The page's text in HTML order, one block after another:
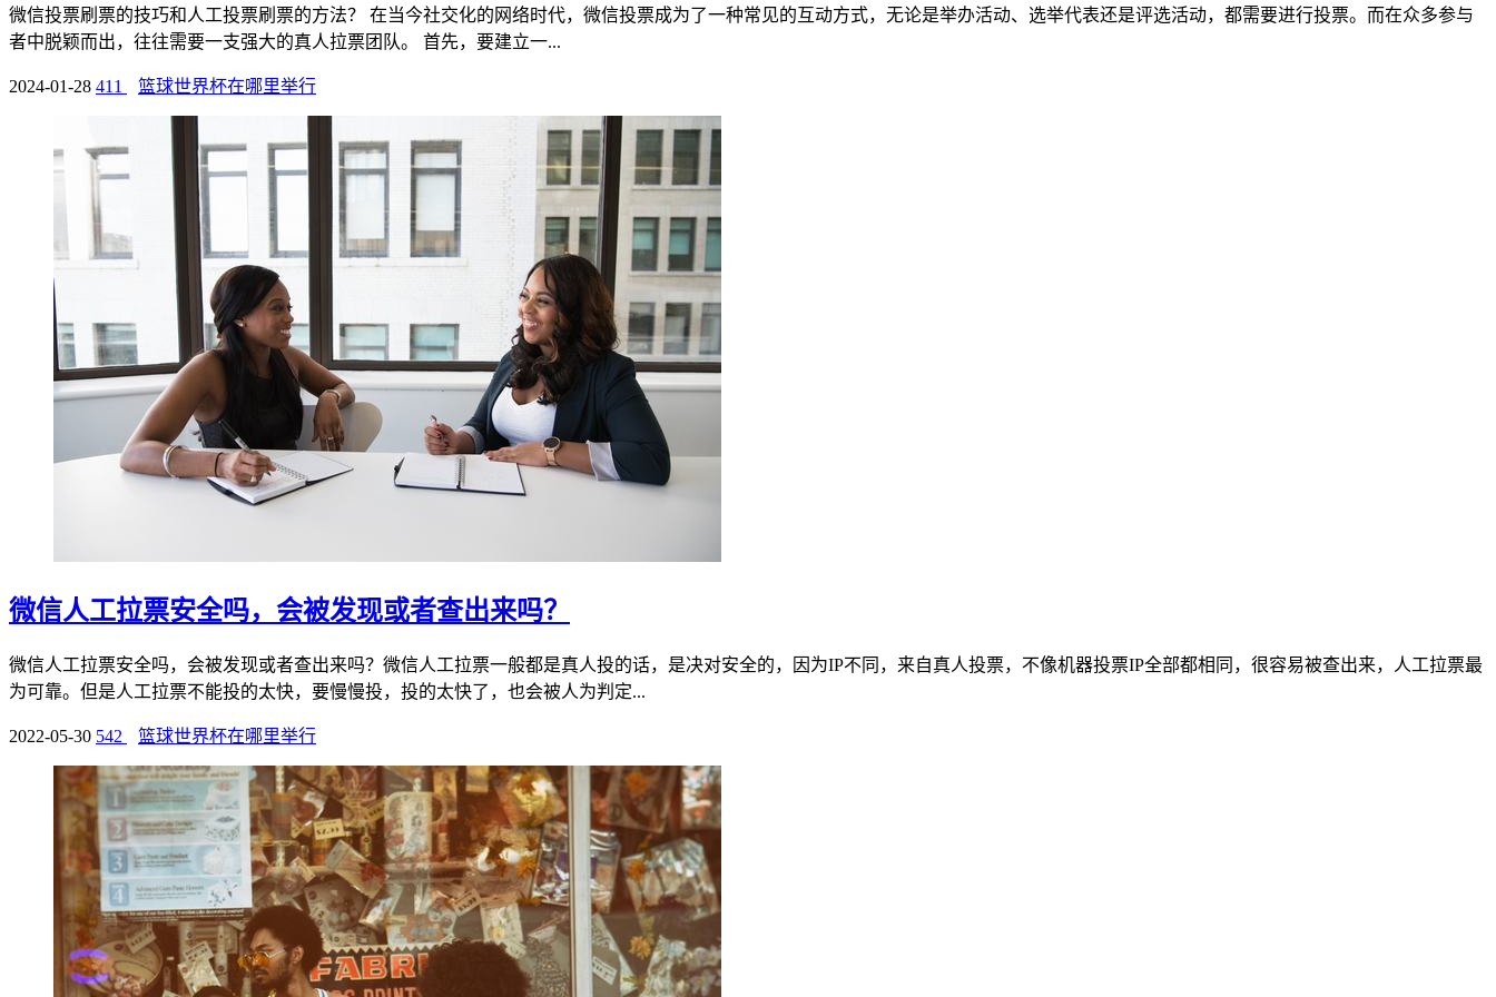
微信投票刷票的技巧和人工投票刷票的方法？ 在当今社交化的网络时代，微信投票成为了一种常见的互动方式，无论是举办活动、选举代表还是评选活动，都需要进行投票。而在众多参与
者中脱颖而出，往往需要一支强大的真人拉票团队。 首先，要建立一...
2024-01-28 411 篮球世界杯在哪里举行
微信人工拉票安全吗，会被发现或者查出来吗？
微信人工拉票安全吗，会被发现或者查出来吗？微信人工拉票一般都是真人投的话，是决对安全的，因为IP不同，来自真人投票，不像机器投票IP全部都相同，很容易被查出来，人工拉票最
为可靠。但是人工拉票不能投的太快，要慢慢投，投的太快了，也会被人为判定...
2022-05-30 542 篮球世界杯在哪里举行